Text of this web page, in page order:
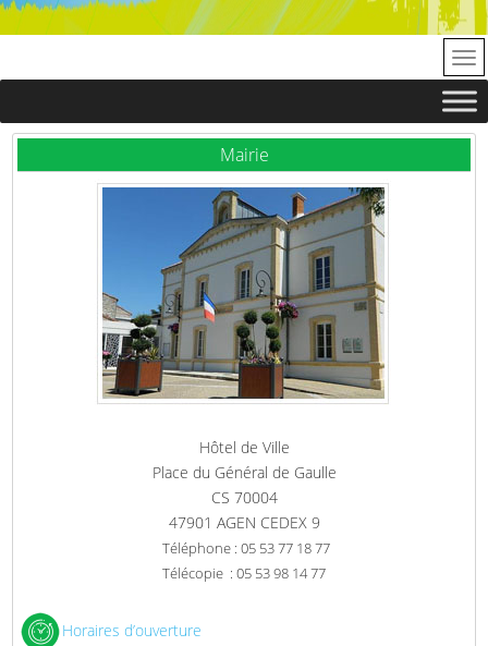
Mairie
Hôtel de Ville
Place du Général de Gaulle
CS 70004
47901 AGEN CEDEX 9
Téléphone : 05 53 77 18 77
Télécopie : 05 53 98 14 77
Horaires d’ouverture